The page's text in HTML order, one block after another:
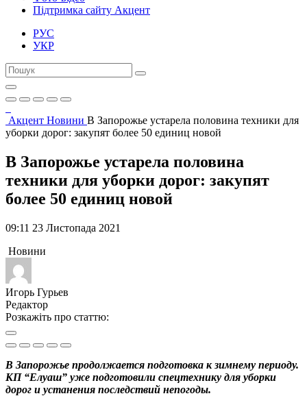
Підтримка сайту Акцент
РУС
УКР
Акцент Новини В Запорожье устарела половина техники для
уборки дорог: закупят более 50 единиц новой
В Запорожье устарела половина
техники для уборки дорог: закупят
более 50 единиц новой
09:11 23 Листопада 2021
Новини
Игорь Гурьев
Редактор
Розкажіть про статтю:
В Запорожье продолжается подготовка к зимнему периоду.
КП “Елуаш” уже подготовили спецтехнику для уборки
дорог и устанения последствий непогоды.